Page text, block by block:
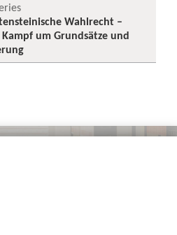
Wahlrecht –
um Grundsätze und